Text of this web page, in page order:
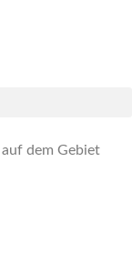
dem Gebiet